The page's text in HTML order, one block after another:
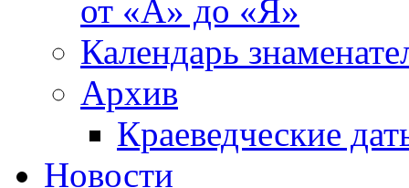
от «А» до «Я»
Календарь
Архив
Краеведческие
Новости